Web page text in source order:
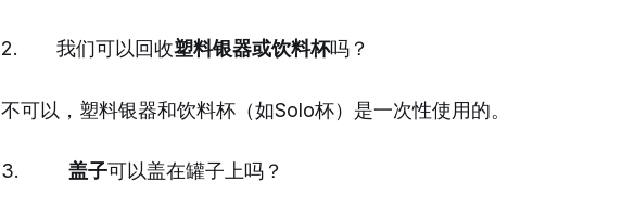
2. 我们可以回收塑料银器或饮料杯吗？
不可以，塑料银器和饮料杯（如Solo杯）是一次性使用的。
3. 盖子可以盖在罐子上吗？